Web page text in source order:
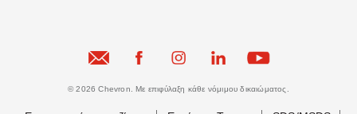
© 2026 Chevron. Με επιφύλαξη κάθε νόμιμου δικαιώματος.